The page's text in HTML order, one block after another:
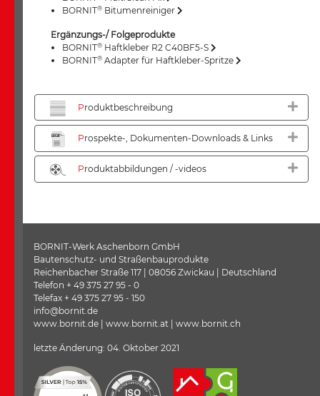
BORNIT® Bitumenreiniger
Ergänzungs-/ Folgeprodukte
BORNIT® Haftkleber R2 C40BF5-S
BORNIT® Adapter für Haftkleber-Spritze
Produktbeschreibung
Prospekte-, Dokumenten-Downloads & Links
Produktabbildungen / -videos
BORNIT-Werk Aschenborn GmbH
Bautenschutz- und Straßenbauprodukte
Reichenbacher Straße 117 | 08056 Zwickau | Deutschland
Telefon + 49 375 27 95 - 0
Telefax + 49 375 27 95 - 150
info@bornit.de
www.bornit.de | www.bornit.at | www.bornit.ch
letzte Änderung: 04. Oktober 2021